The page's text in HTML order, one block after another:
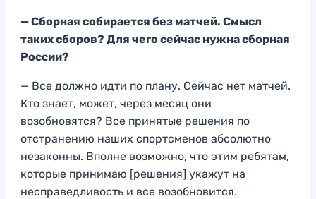
— Сборная собирается без матчей. Смысл
таких сборов? Для чего сейчас нужна сборная
России?
— Все должно идти по плану. Сейчас нет матчей.
Кто знает, может, через месяц они
возобновятся? Все принятые решения по
отстранению наших спортсменов абсолютно
незаконны. Вполне возможно, что этим ребятам,
которые принимаю [решения] укажут на
несправедливость и все возобновится.